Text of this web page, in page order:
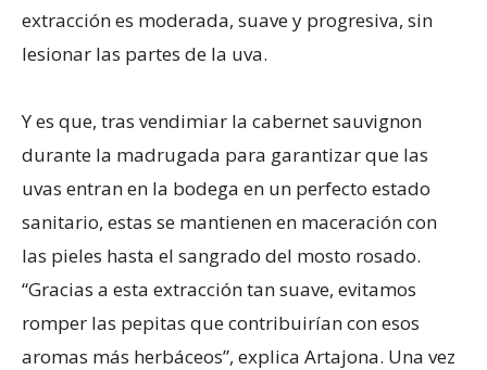
extracción es moderada, suave y progresiva, sin
lesionar las partes de la uva.
Y es que, tras vendimiar la cabernet sauvignon
durante la madrugada para garantizar que las
uvas entran en la bodega en un perfecto estado
sanitario, estas se mantienen en maceración con
las pieles hasta el sangrado del mosto rosado.
“Gracias a esta extracción tan suave, evitamos
romper las pepitas que contribuirían con esos
aromas más herbáceos”, explica Artajona. Una vez